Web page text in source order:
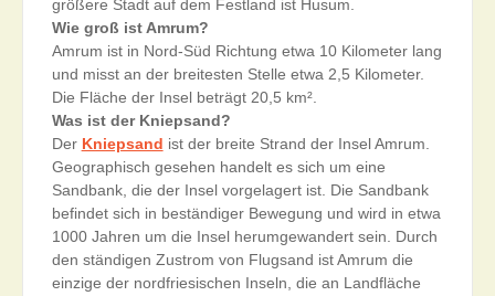
größere Stadt auf dem Festland ist Husum.
Wie groß ist Amrum?
Amrum ist in Nord-Süd Richtung etwa 10 Kilometer lang
und misst an der breitesten Stelle etwa 2,5 Kilometer.
Die Fläche der Insel beträgt 20,5 km².
Was ist der Kniepsand?
Der Kniepsand ist der breite Strand der Insel Amrum.
Geographisch gesehen handelt es sich um eine
Sandbank, die der Insel vorgelagert ist. Die Sandbank
befindet sich in beständiger Bewegung und wird in etwa
1000 Jahren um die Insel herumgewandert sein. Durch
den ständigen Zustrom von Flugsand ist Amrum die
einzige der nordfriesischen Inseln, die an Landfläche